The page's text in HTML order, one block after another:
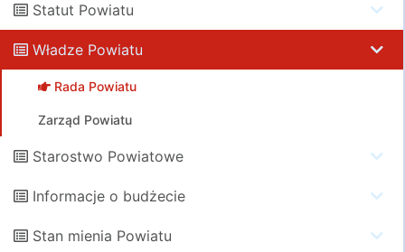
Statut Powiatu
Władze Powiatu
Rada Powiatu
Zarząd Powiatu
Starostwo Powiatowe
Informacje o budżecie
Stan mienia Powiatu